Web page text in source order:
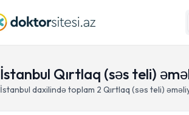
İstanbul Qırtlaq (səs teli)
İstanbul daxilində toplam 2 Qırtlaq (səs teli)